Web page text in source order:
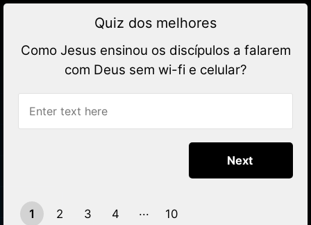
Quiz dos melhores
Como Jesus ensinou os discípulos a falarem
com Deus sem wi-fi e celular?
1 2 3
4
10